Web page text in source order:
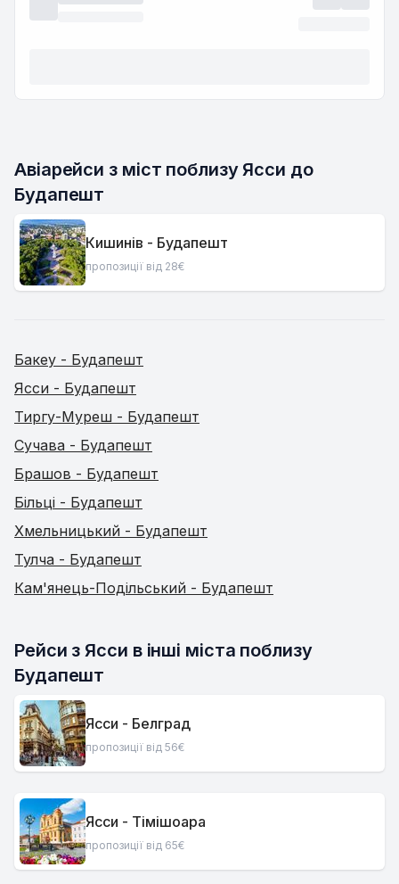
Авіарейси з міст поблизу Ясси до
Будапешт
Кишинів - Будапешт
пропозиції від 28€
Бакеу - Будапешт
Ясси - Будапешт
Тиргу-Муреш - Будапешт
Сучава - Будапешт
Брашов - Будапешт
Більці - Будапешт
Хмельницький - Будапешт
Тулча - Будапешт
Кам'янець-Подільський - Будапешт
Рейси з Ясси в інші міста поблизу
Будапешт
Ясси - Белград
пропозиції від 56€
Ясси - Тімішоара
пропозиції від 65€